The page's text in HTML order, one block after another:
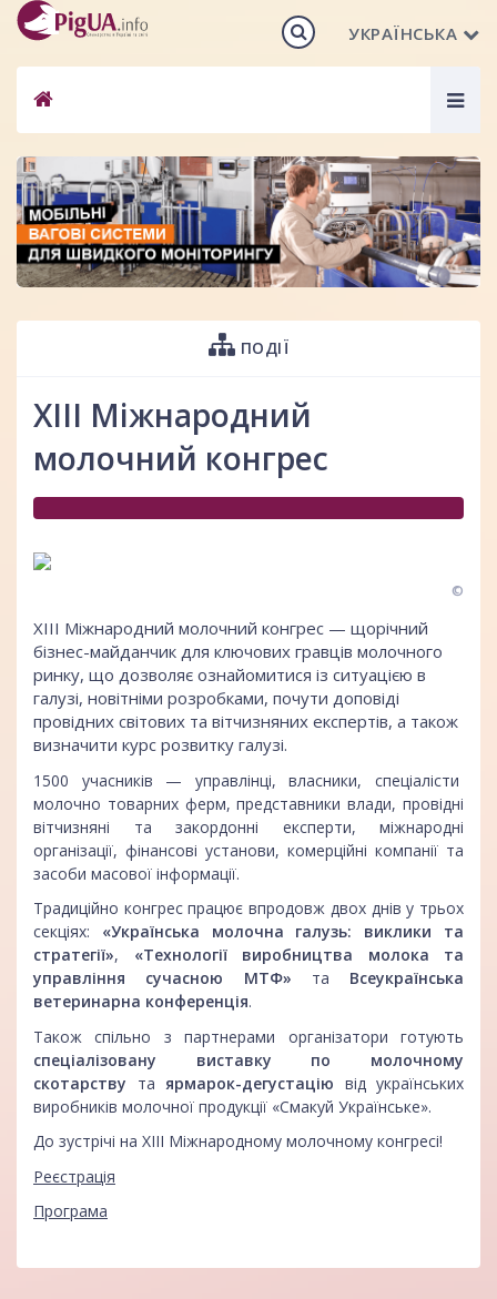
УКРАЇНСЬКА
ПОДІЇ
ХІIІ Міжнародний
молочний конгрес
©
ХІІІ Міжнародний молочний конгрес — щорічний
бізнес-майданчик для ключових гравців молочного
ринку, що дозволяє ознайомитися із ситуацією в
галузі, новітніми розробками, почути доповіді
провідних світових та вітчизняних експертів, а також
визначити курс розвитку галузі.
1500 учасників — управлінці, власники, спеціалісти
молочно товарних ферм, представники влади, провідні
вітчизняні та закордонні експерти, міжнародні
організації, фінансові установи, комерційні компанії та
засоби масової інформації.
Традиційно конгрес працює впродовж двох днів у трьох
секціях: «Українська молочна галузь: виклики та
стратегії», «Технології виробництва молока та
управління сучасною МТФ» та Всеукраїнська
ветеринарна конференція.
Також спільно з партнерами організатори готують
спеціалізовану виставку по молочному
скотарству та ярмарок-дегустацію від українських
виробників молочної продукції «Смакуй Українське».
До зустрічі на ХІІІ Міжнародному молочному конгресі!
Реєстрація
Програма